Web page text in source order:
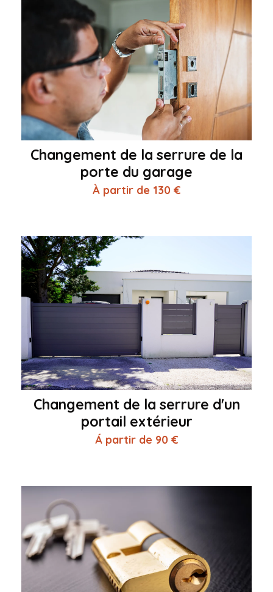
Changement de la serrure de la
porte du garage
À partir de 130 €
Changement de la serrure d'un
portail extérieur
Á partir de 90 €